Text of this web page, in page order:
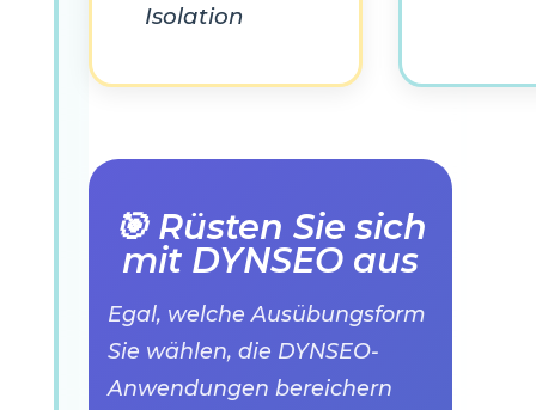
Isolation
🎯 Rüsten Sie sich
mit DYNSEO aus
Egal, welche Ausübungsform
Sie wählen, die DYNSEO-
Anwendungen bereichern